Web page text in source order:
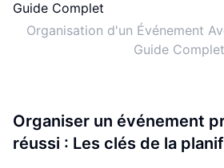
Organisation d'un Événement
Guide Complet
Organiser un événement
réussi : Les clés de la